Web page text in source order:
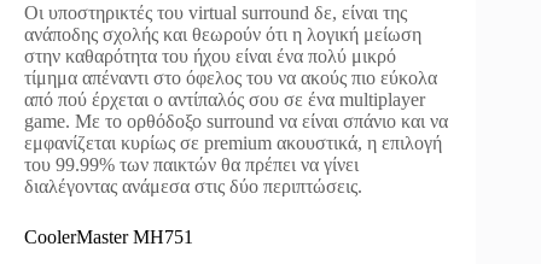
Οι υποστηρικτές του virtual surround δε, είναι της
ανάποδης σχολής και θεωρούν ότι η λογική μείωση
στην καθαρότητα του ήχου είναι ένα πολύ μικρό
τίμημα απέναντι στο όφελος του να ακούς πιο εύκολα
από πού έρχεται ο αντίπαλός σου σε ένα multiplayer
game. Με το ορθόδοξο surround να είναι σπάνιο και να
εμφανίζεται κυρίως σε premium ακουστικά, η επιλογή
του 99.99% των παικτών θα πρέπει να γίνει
διαλέγοντας ανάμεσα στις δύο περιπτώσεις.
CoolerMaster MH751